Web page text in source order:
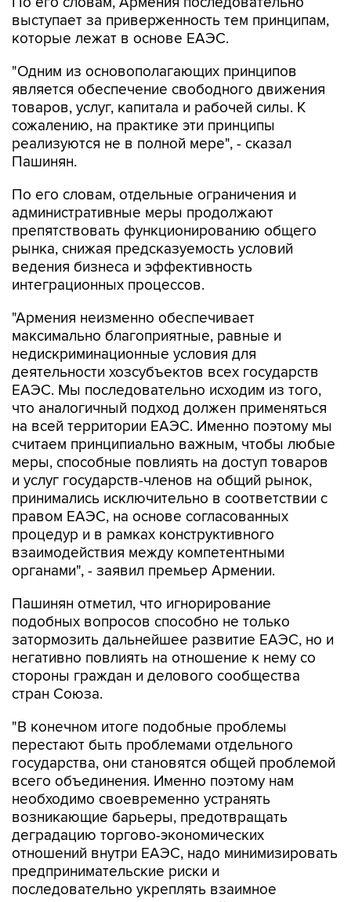
выступает за приверженность тем принципам,
которые лежат в основе ЕАЭС.
"Одним из основополагающих принципов
является обеспечение свободного движения
товаров, услуг, капитала и рабочей силы. К
сожалению, на практике эти принципы
реализуются не в полной мере", - сказал
Пашинян.
По его словам, отдельные ограничения и
административные меры продолжают
препятствовать функционированию общего
рынка, снижая предсказуемость условий
ведения бизнеса и эффективность
интеграционных процессов.
"Армения неизменно обеспечивает
максимально благоприятные, равные и
недискриминационные условия для
деятельности хозсубъектов всех государств
ЕАЭС. Мы последовательно исходим из того,
что аналогичный подход должен применяться
на всей территории ЕАЭС. Именно поэтому мы
считаем принципиально важным, чтобы любые
меры, способные повлиять на доступ товаров
и услуг государств-членов на общий рынок,
принимались исключительно в соответствии с
правом ЕАЭС, на основе согласованных
процедур и в рамках конструктивного
взаимодействия между компетентными
органами", - заявил премьер Армении.
Пашинян отметил, что игнорирование
подобных вопросов способно не только
затормозить дальнейшее развитие ЕАЭС, но и
негативно повлиять на отношение к нему со
стороны граждан и делового сообщества
стран Союза.
"В конечном итоге подобные проблемы
перестают быть проблемами отдельного
государства, они становятся общей проблемой
всего объединения. Именно поэтому нам
необходимо своевременно устранять
возникающие барьеры, предотвращать
деградацию торгово-экономических
отношений внутри ЕАЭС, надо минимизировать
предпринимательские риски и
последовательно укреплять взаимное